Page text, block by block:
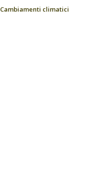
Cambiamenti climatici